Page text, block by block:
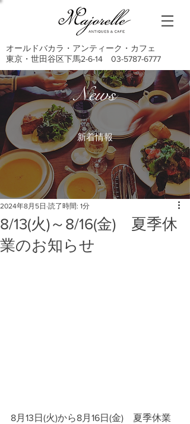
オールドバカラ・アンティーク・カフェ
東京・世田谷区下馬2-6-14 03-5787-6777
News
新着情報
8/13(火)～8/16(金) 夏季休
業のお知らせ
2024年8月5日 読了時間: 1分
8月13日(火)から8月16日(金)　夏季休業